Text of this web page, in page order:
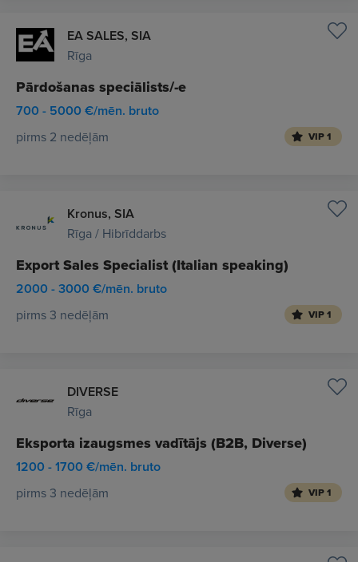
EA SALES, SIA
Rīga
Pārdošanas speciālists/-e
700 - 5000 €/mēn. bruto
pirms 2 nedēļām VIP 1
Kronus, SIA
Rīga / Hibrīddarbs
Export Sales Specialist (Italian speaking)
2000 - 3000 €/mēn. bruto
pirms 3 nedēļām VIP 1
DIVERSE
Rīga
Eksporta izaugsmes vadītājs (B2B, Diverse)
1200 - 1700 €/mēn. bruto
pirms 3 nedēļām VIP 1